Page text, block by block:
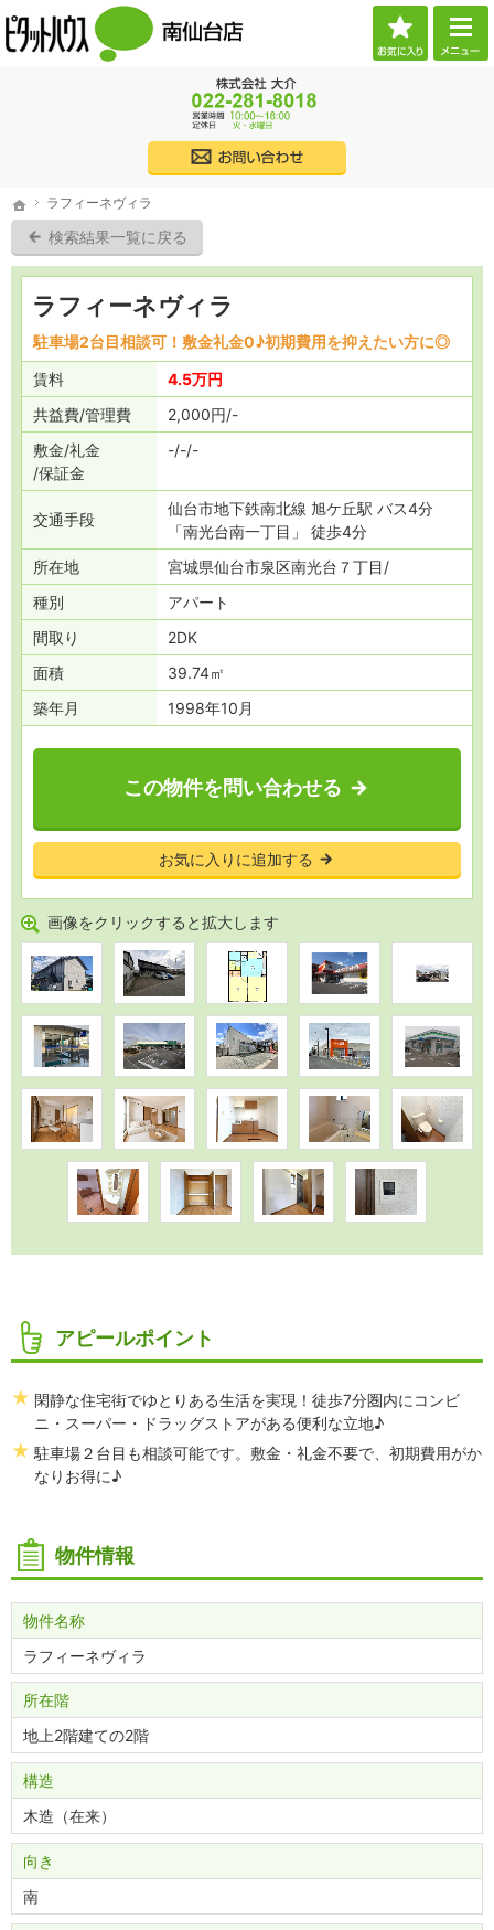
ホーム
ラフィーネヴィラ
ご希望に沿ったお部屋探し。宮城県仙台市の賃貸・不動産なら当社へお任せください。
宮城県仙台市の賃貸・不動産・売買なら物件情報が豊富なピタットハウス南仙台店
ラフィーネヴィラ
駐車場2台目相談可！敷金礼金0♪初期費用を抑えたい方に◎
賃料
4.5万円
共益費 管理費 2,000円 -
敷金 礼金
保証金
- - -
交通手段
仙台市地下鉄南北線 旭ケ丘駅 バス4分
「南光台南一丁目」 徒歩4分
所在地
宮城県仙台市泉区南光台７丁目
種別
アパート
間取り
2DK
面積
39.74㎡
築年月
1998年10月
この物件を問い合わせる
お気に入りに追加する
画像をクリックすると拡大します
検索結果一覧に戻る
アピールポイント
閑静な住宅街でゆとりある生活を実現！徒歩7分圏内にコンビ
ニ・スーパー・ドラッグストアがある便利な立地♪
駐車場２台目も相談可能です。敷金・礼金不要で、初期費用がか
なりお得に♪
物件情報
物件名称
ラフィーネヴィラ
所在階
地上2階建ての2階
構造
木造（在来）
向き
南
お気に